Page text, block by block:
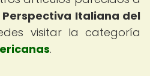
Perspectiva Italiana del
visitar la categoría
.